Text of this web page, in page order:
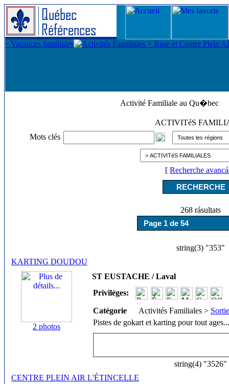
Activité Familiale au Qu�bec
ACTIVITéS
Mots clés
[ Recherche
268 rásultats
string(3) "353"
KARTING DOUDOU
2 photos
ST EUSTACHE / Laval
Privilèges:
Catégorie Activités Familiales >
Pistes de gokart et karting pour tout ages.
string(4) "3526"
CENTRE PLEIN AIR L'ÉTINCELLE